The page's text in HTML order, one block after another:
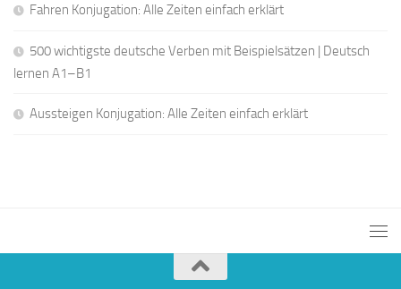
Fahren Konjugation: Alle Zeiten einfach erklärt
500 wichtigste deutsche Verben mit Beispielsätzen | Deutsch
lernen A1–B1
Aussteigen Konjugation: Alle Zeiten einfach erklärt